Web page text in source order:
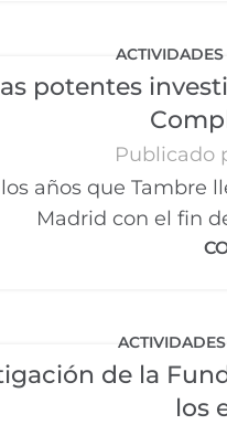
potentes
Publicado
años que Tambre
Madrid con el fin
de la
los